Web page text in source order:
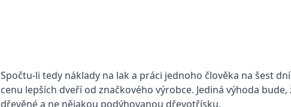
Spočtu-li tedy náklady na lak a práci jednoho člověka na šest
cenu lepších dveří od značkového výrobce. Jediná výhoda
dřevěné a ne nějakou podýhovanou dřevotřísku.